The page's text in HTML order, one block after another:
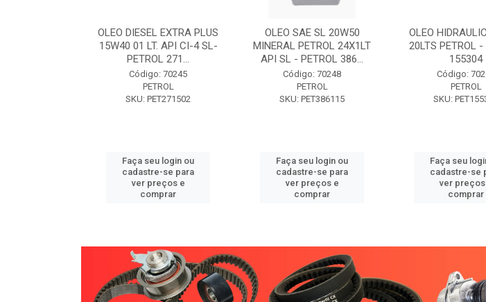
OLEO DIESEL EXTRA PLUS
15W40 01 LT. API CI-4 SL-
PETROL 271...
Código: 70245
PETROL
SKU: PET271502
Faça seu login ou
cadastre-se para
ver preços e
comprar
OLEO SAE SL 20W50
MINERAL PETROL 24X1LT
API SL - PETROL 386...
Código: 70248
PETROL
SKU: PET386115
Faça seu login ou
cadastre-se para
ver preços e
comprar
OLEO
20LTS PETROL -
155304
Código:
PETROL
SKU:
Faça seu
cadastre-se
ver preços
comprar